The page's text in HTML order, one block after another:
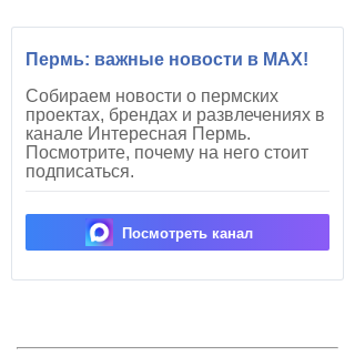
Пермь: важные новости в MAX!
Собираем новости о пермских
проектах, брендах и развлечениях в
канале Интересная Пермь.
Посмотрите, почему на него стоит
подписаться.
Посмотреть канал